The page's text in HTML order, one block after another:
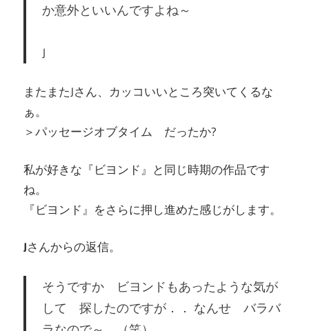
か意外といいんですよね～
J
またまたJさん、カッコいいところ突いてくるな
ぁ。
＞パッセージオブタイム だったか?
私が好きな『ビヨンド』と同じ時期の作品です
ね。
『ビヨンド』をさらに押し進めた感じがします。
Jさんからの返信。
そうですか ビヨンドもあったような気が
して 探したのですが．． なんせ バラバ